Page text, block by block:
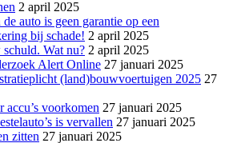
2 april 2025
auto is geen garantie op een
bij schade! 2 april 2025
Wat nu? 2 april 2025
Alert Online 27 januari 2025
(land)bouwvoertuigen 2025 27
voorkomen 27 januari 2025
is vervallen 27 januari 2025
zitten 27 januari 2025